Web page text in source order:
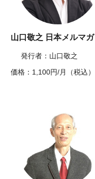
山口敬之 日本メルマガ
発行者：山口敬之
価格：1,100円/月（税込）